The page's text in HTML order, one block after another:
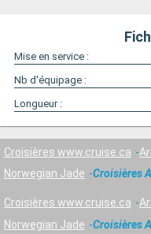
Mise en service :
Nb d'équipage :
Longueur :
Croisières www.cruise.ca
Norwegian Jade
Croisières
Croisières www.cruise.ca
Norwegian Jade
Croisières